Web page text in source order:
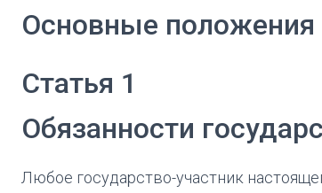
Основные положения
Статья 1
Обязанности
Любое государство-участник